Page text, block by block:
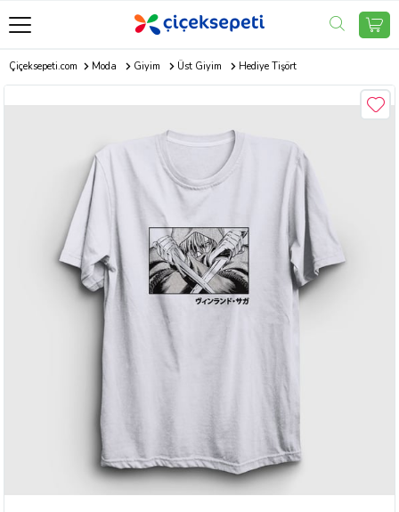
Çiçeksepeti.com Moda Giyim Üst Giyim Hediye Tişört